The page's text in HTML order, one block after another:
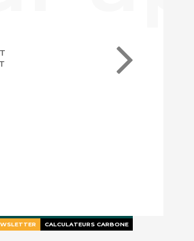
CALCULATEURS CARBONE